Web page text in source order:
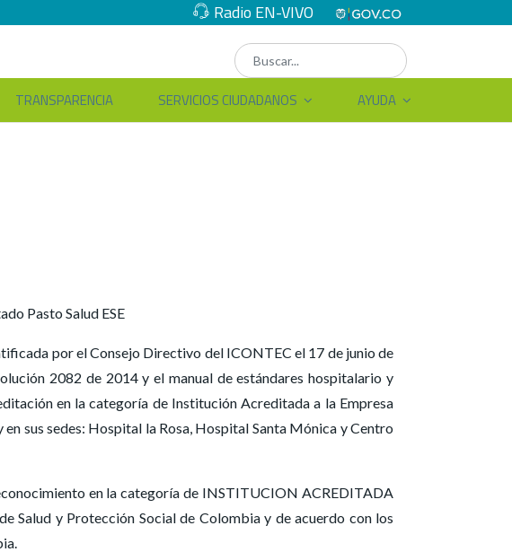
Radio EN-VIVO
TRANSPARENCIA SERVICIOS CIUDADANOS AYUDA
Pasto Salud ESE
por el Consejo Directivo del ICONTEC el 17 de junio de
2082 de 2014 y el manual de estándares hospitalario y
en la categoría de Institución Acreditada a la Empresa
sus sedes: Hospital la Rosa, Hospital Santa Mónica y Centro
en la categoría de INSTITUCION ACREDITADA
Salud y Protección Social de Colombia y de acuerdo con los